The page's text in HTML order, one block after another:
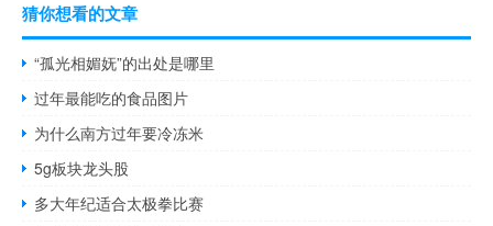
猜你想看的文章
“孤光相媚妩”的出处是哪里
过年最能吃的食品图片
为什么南方过年要冷冻米
5g板块龙头股
多大年纪适合太极拳比赛